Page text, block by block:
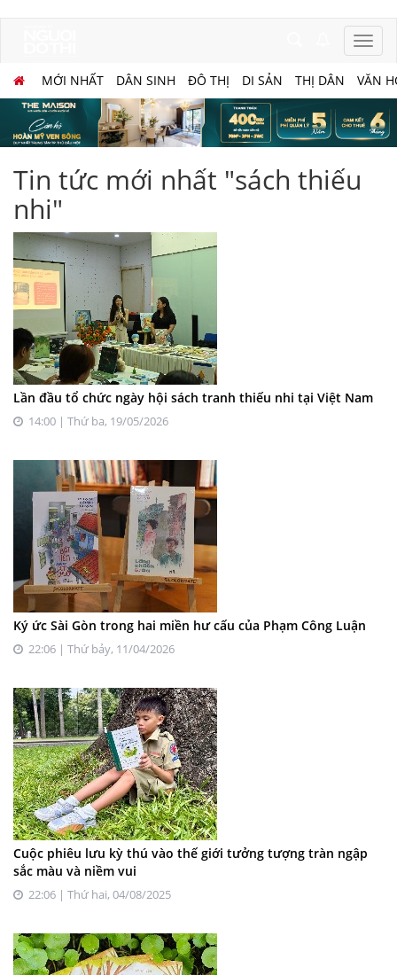
MỚI NHẤT DÂN SINH ĐÔ THỊ DI SẢN THỊ DÂN VĂN
Tin tức mới nhất "sách thiếu
nhi"
Lần đầu tổ chức ngày hội sách tranh thiếu nhi tại Việt Nam
14:00 | Thứ ba, 19/05/2026
Ký ức Sài Gòn trong hai miền hư cấu của Phạm Công Luận
22:06 | Thứ bảy, 11/04/2026
Cuộc phiêu lưu kỳ thú vào thế giới tưởng tượng tràn ngập
sắc màu và niềm vui
22:06 | Thứ hai, 04/08/2025